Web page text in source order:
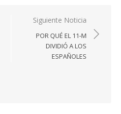
Siguiente Noticia
POR QUÉ EL 11-M
DIVIDIÓ A LOS
ESPAÑOLES